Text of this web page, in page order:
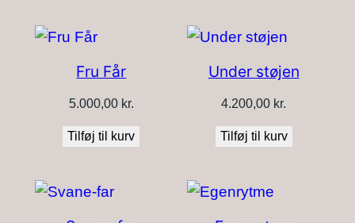
pris:
til
lav
Fru Får
5.000,00 kr.
Tilføj til kurv
Under støjen
4.200,00 kr.
Tilføj til kurv